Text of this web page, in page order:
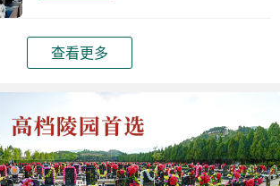
查看更多